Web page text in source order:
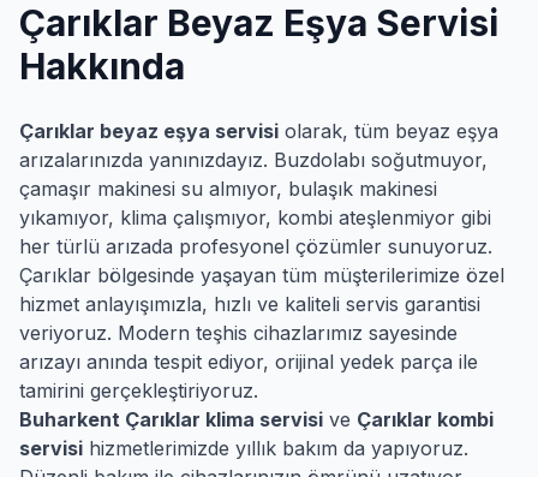
Çarıklar Beyaz Eşya Servisi
Hakkında
Çarıklar beyaz eşya servisi olarak, tüm beyaz eşya
arızalarınızda yanınızdayız. Buzdolabı soğutmuyor,
çamaşır makinesi su almıyor, bulaşık makinesi
yıkamıyor, klima çalışmıyor, kombi ateşlenmiyor gibi
her türlü arızada profesyonel çözümler sunuyoruz.
Çarıklar bölgesinde yaşayan tüm müşterilerimize özel
hizmet anlayışımızla, hızlı ve kaliteli servis garantisi
veriyoruz. Modern teşhis cihazlarımız sayesinde
arızayı anında tespit ediyor, orijinal yedek parça ile
tamirini gerçekleştiriyoruz.
Buharkent Çarıklar klima servisi ve Çarıklar kombi
servisi hizmetlerimizde yıllık bakım da yapıyoruz.